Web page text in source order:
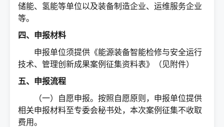
储能、氢能等单位以及装备制造企业、运维服务企业
等。
四、申报材料
申报单位须提供《能源装备智能检修与安全运行
技术、管理创新成果案例征集资料表》（见附件）
五、申报流程
（一）自愿申报。按照自愿原则，申报单位提供
相关申报材料至专委会秘书处，本次案例征集不收取
费用。